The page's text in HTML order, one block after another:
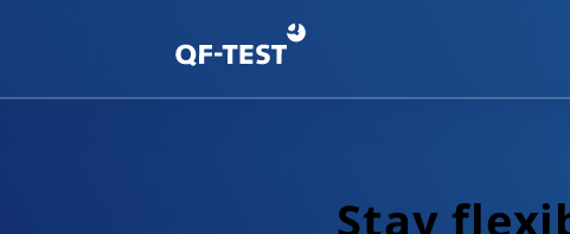
Stay